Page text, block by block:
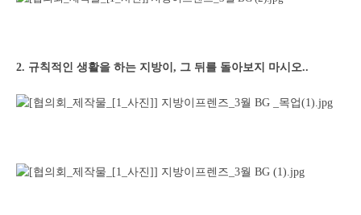
2. 규칙적인 생활을 하는 지방이, 그 뒤를 돌아보지 마시오..